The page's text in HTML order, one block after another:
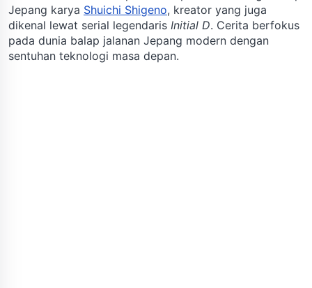
Jepang karya Shuichi Shigeno, kreator yang juga
dikenal lewat serial legendaris Initial D. Cerita berfokus
pada dunia balap jalanan Jepang modern dengan
sentuhan teknologi masa depan.